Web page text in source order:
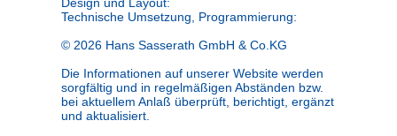
Technische Umsetzung, Programmierung:
© 2026 Hans Sasserath GmbH & Co.KG
Die Informationen auf unserer Website werden
sorgfältig und in regelmäßigen Abständen bzw.
bei aktuellem Anlaß überprüft, berichtigt, ergänzt
und aktualisiert.